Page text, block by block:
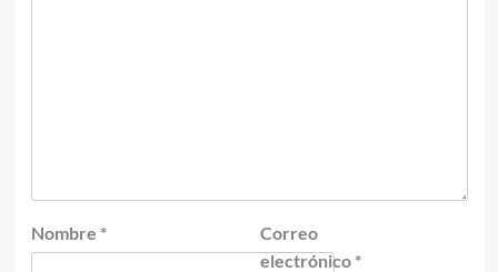
Nombre *
Correo
electrónico *